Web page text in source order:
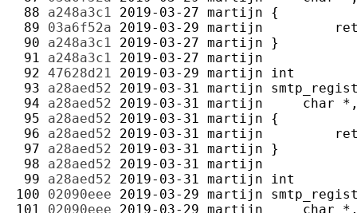
88 a248a3c1 2019-03-27 martijn
89 03a6f52a 2019-03-29 martijn
90 a248a3c1 2019-03-27 martijn
91 a248a3c1 2019-03-27 martijn
92 47628d21 2019-03-29 martijn
93 a28aed52 2019-03-31 martijn
94 a28aed52 2019-03-31 martijn
95 a28aed52 2019-03-31 martijn
96 a28aed52 2019-03-31 martijn
97 a28aed52 2019-03-31 martijn
98 a28aed52 2019-03-31 martijn
99 a28aed52 2019-03-31 martijn
100 02090eee 2019-03-29 martijn
101 02090eee 2019-03-29 martijn